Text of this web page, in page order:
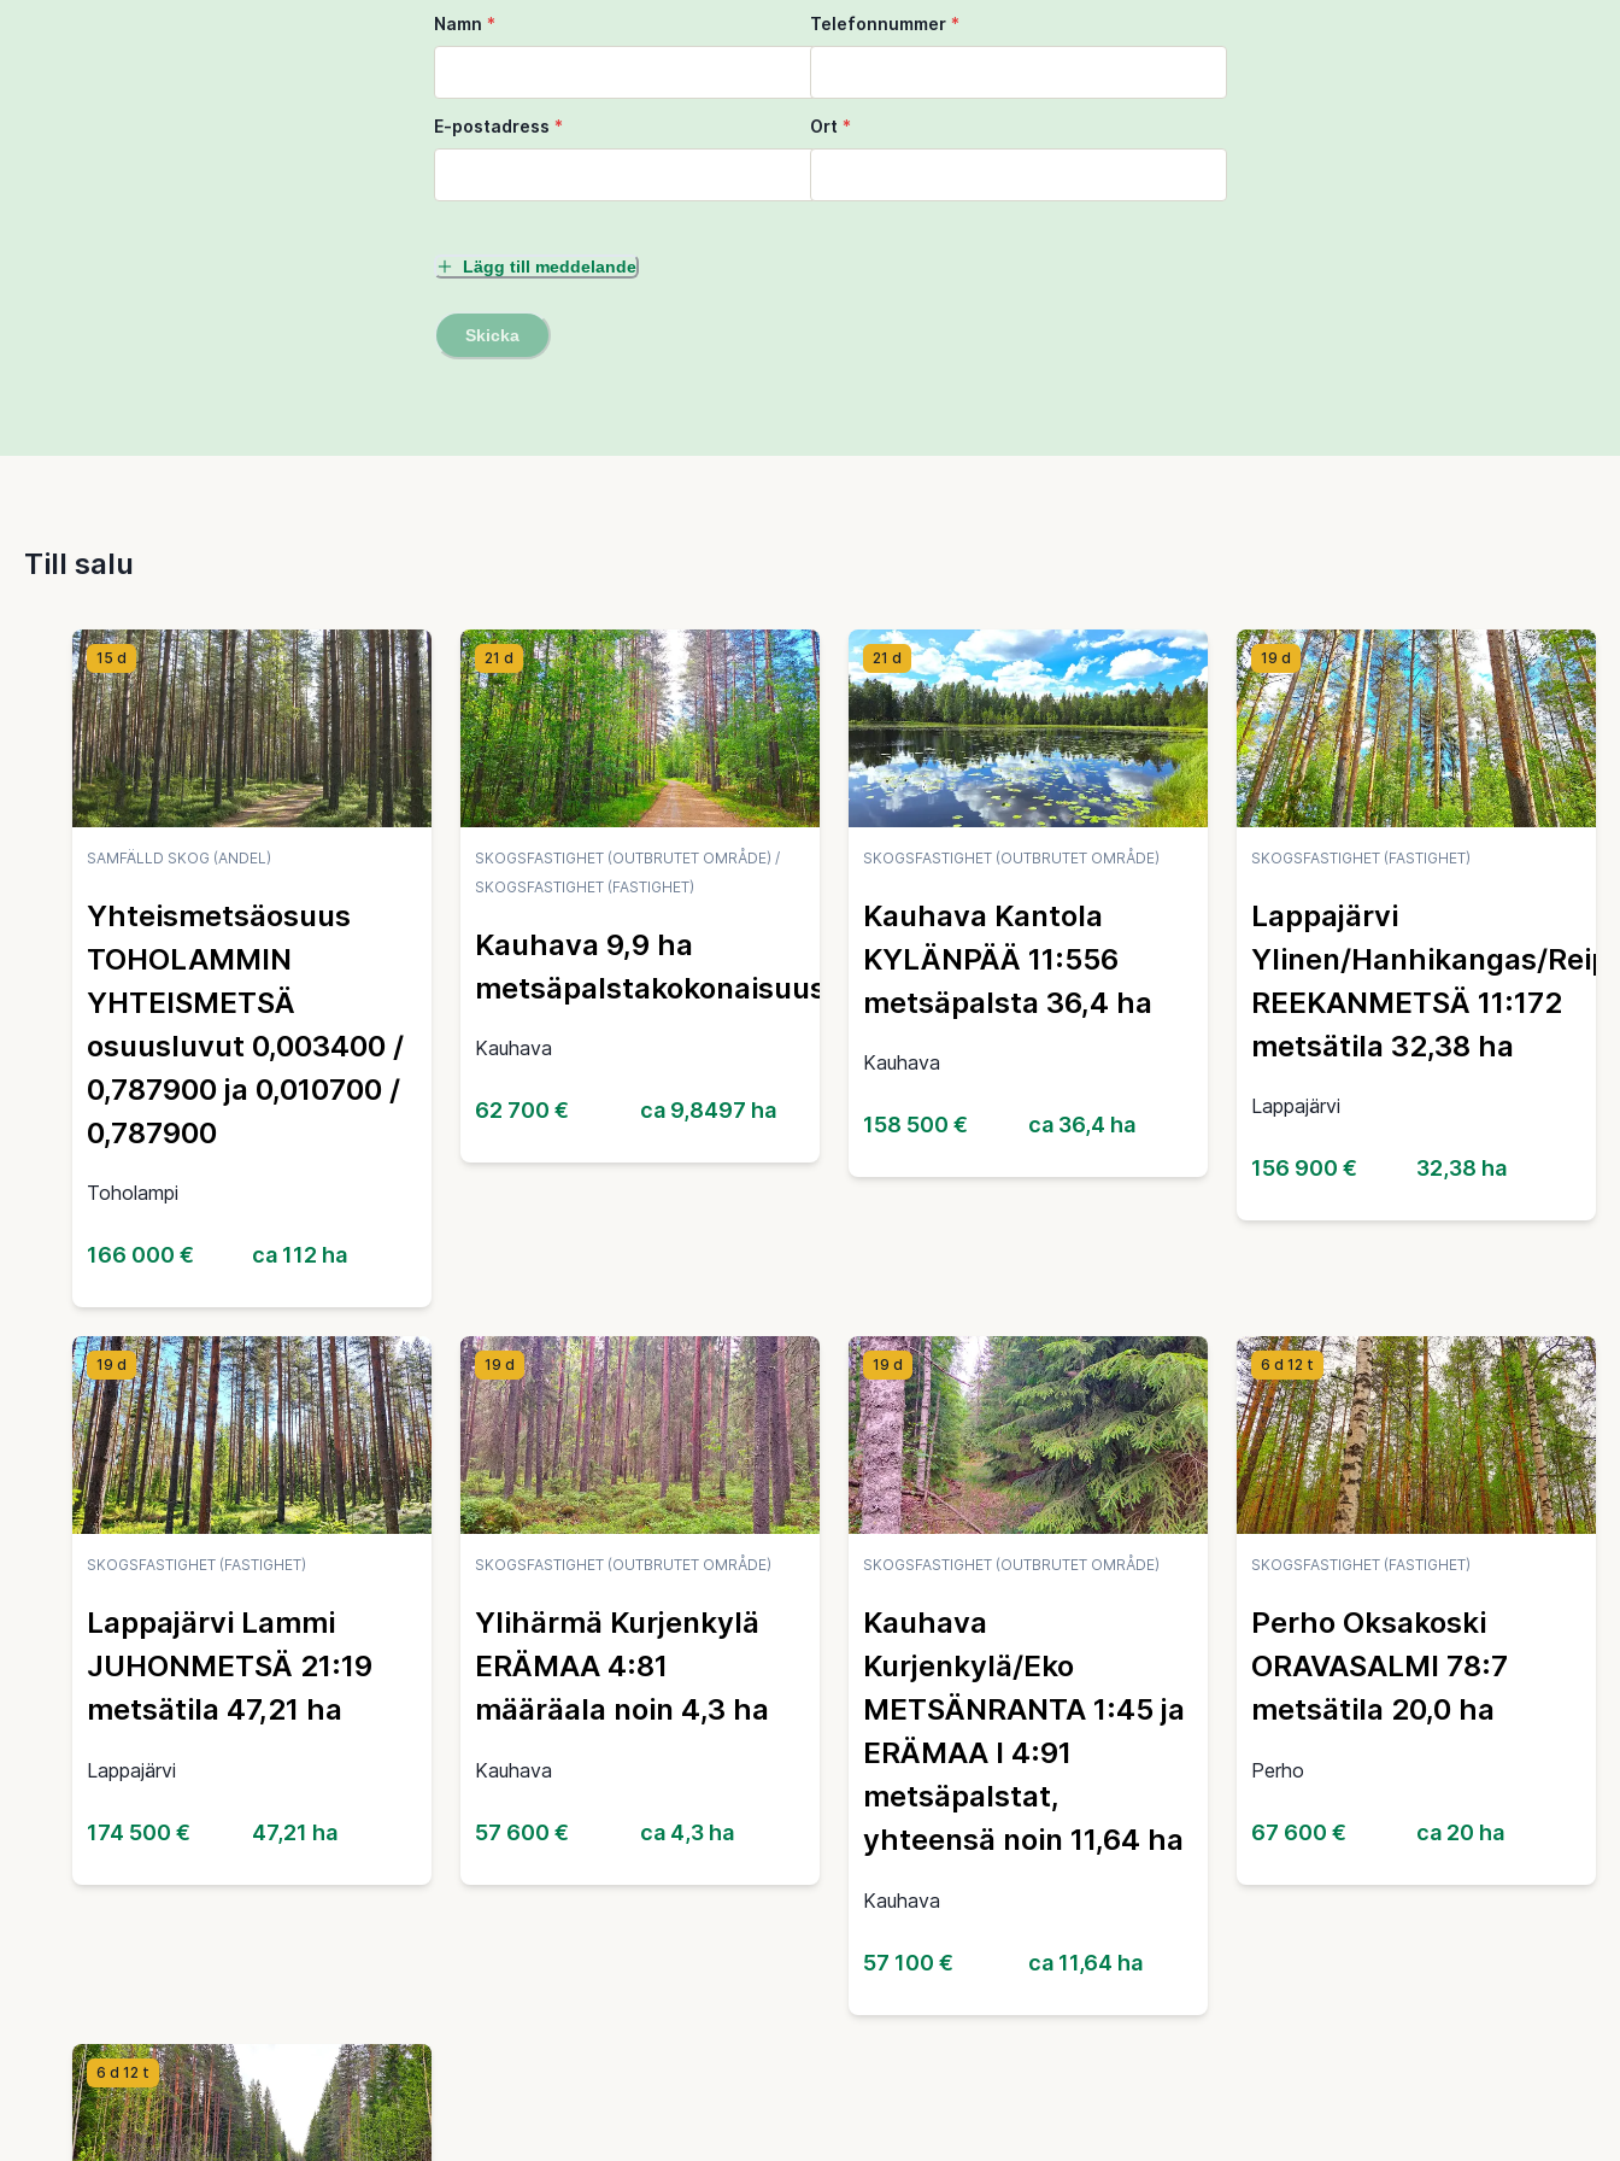
Namn * Telefonnummer *
E-postadress * Ort *
Lägg till meddelande
Skicka
Till salu
15 d
SAMFÄLLD SKOG (ANDEL)
Yhteismetsäosuus
TOHOLAMMIN
YHTEISMETSÄ
osuusluvut 0,003400 /
0,787900 ja 0,010700 /
0,787900
Toholampi
166 000 € ca 112 ha
21 d
SKOGSFASTIGHET (OUTBRUTET OMRÅDE) /
SKOGSFASTIGHET (FASTIGHET)
Kauhava 9,9 ha
metsäpalstakokonaisuus
Kauhava
62 700 € ca 9,8497 ha
21 d
SKOGSFASTIGHET (OUTBRUTET OMRÅDE)
Kauhava Kantola
KYLÄNPÄÄ 11:556
metsäpalsta 36,4 ha
Kauhava
158 500 € ca 36,4 ha
19 d
SKOGSFASTIGHET (FASTIGHET)
Lappajärvi
Ylinen/Hanhikangas/
REEKANMETSÄ 11:172
metsätila 32,38 ha
Lappajärvi
156 900 € 32,38 ha
19 d
SKOGSFASTIGHET (FASTIGHET)
Lappajärvi Lammi
JUHONMETSÄ 21:19
metsätila 47,21 ha
Lappajärvi
174 500 € 47,21 ha
19 d
SKOGSFASTIGHET (OUTBRUTET OMRÅDE)
Ylihärmä Kurjenkylä
ERÄMAA 4:81
määräala noin 4,3 ha
Kauhava
57 600 € ca 4,3 ha
19 d
SKOGSFASTIGHET (OUTBRUTET OMRÅDE)
Kauhava
Kurjenkylä/Eko
METSÄNRANTA 1:45 ja
ERÄMAA I 4:91
metsäpalstat,
yhteensä noin 11,64 ha
Kauhava
57 100 € ca 11,64 ha
6 d 12 t
SKOGSFASTIGHET (FASTIGHET)
Perho Oksakoski
ORAVASALMI 78:7
metsätila 20,0 ha
Perho
67 600 € ca 20 ha
6 d 12 t